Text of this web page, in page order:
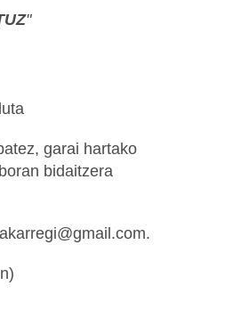
"
garai hartako
bidaitzera
.